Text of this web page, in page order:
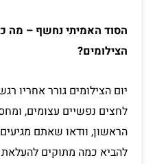
הסוד האמיתי נחשף – מה
הצילומים?
יום הצילומים גורר אחריו
לחצים נפשיים עצומים,
הראשון, וודאו שאתם
להביא כמה מתוקים להעלאת